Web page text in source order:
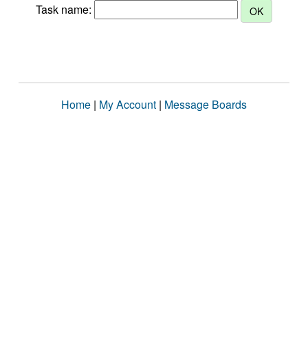
Task name:
Home | My Account | Message Boards